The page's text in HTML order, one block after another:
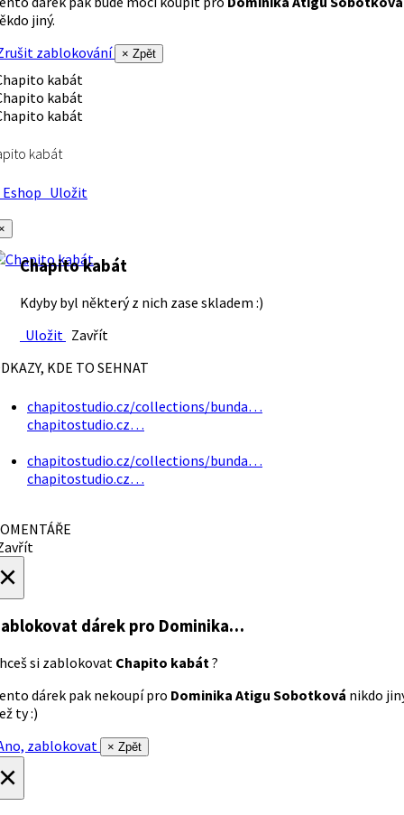
jiný.
zablokování
× Zpět
kabát
Uložit
Chapito kabát
Kdyby byl některý z nich zase skladem :)
Uložit Zavřít
KDE TO SEHNAT
chapitostudio.cz/collections/bunda…
chapitostudio.cz…
chapitostudio.cz/collections/bunda…
chapitostudio.cz…
dárek pro Dominika…
si zablokovat Chapito kabát ?
dárek pak nekoupí pro Dominika Atigu Sobotková nikdo
ty :)
zablokovat
× Zpět